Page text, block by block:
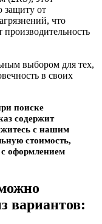
защиту от
что
выбором для тех,
в своих
поиске
содержит
с нашим
стоимость,
оформлением
вариантов: